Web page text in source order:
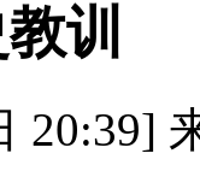
训
20:39]